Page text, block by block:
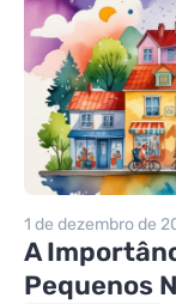
1 de dezembro de
A
Pequenos